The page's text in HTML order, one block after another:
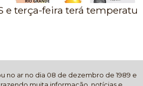
e terça-feira terá
no ar no dia 08 de dezembro de 1989 e